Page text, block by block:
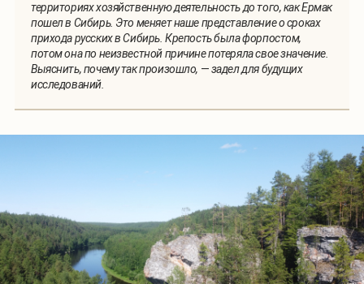
территориях хозяйственную деятельность до того, как Ермак
пошел в Сибирь. Это меняет наше представление о сроках
прихода русских в Сибирь. Крепость была форпостом,
потом она по неизвестной причине потеряла свое значение.
Выяснить, почему так произошло, —задел для будущих
исследований.